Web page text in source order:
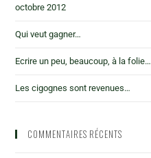
octobre 2012
Qui veut gagner…
Ecrire un peu, beaucoup, à la folie…
Les cigognes sont revenues…
COMMENTAIRES RÉCENTS